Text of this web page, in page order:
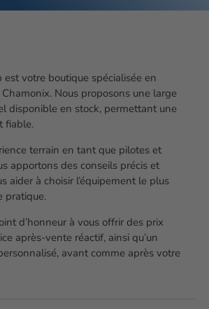
votre boutique spécialisée en
Nous proposons une large
disponible en stock, permettant une
fiable.
terrain en tant que pilotes et
apportons des conseils précis et
aider à choisir l’équipement le plus
pratique.
d’honneur à vous offrir des prix
après-vente réactif, ainsi qu’un
avant comme après votre